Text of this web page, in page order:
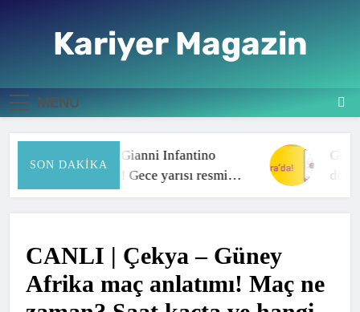
Kariyer Magazin
MENU
SON DAKIKA
FIFA’da Gianni Infantino
skandalı! Gece yarısı resmi
CANLI | Çekya – Güney
Afrika maç anlatımı! Maç ne